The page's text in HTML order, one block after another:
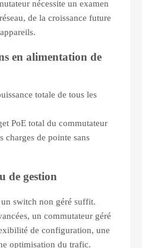
nécessite un examen
de la croissance future
en alimentation de
totale de tous les
PoE total du commutateur
charges de pointe sans
de gestion
switch non géré suffit.
un commutateur géré
de configuration, une
optimisation du trafic.